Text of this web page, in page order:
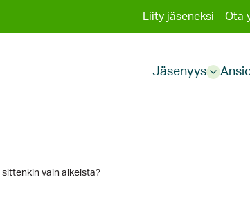
Liity jäseneksi Ota
Jäsenyys Sub
vain aikeista?